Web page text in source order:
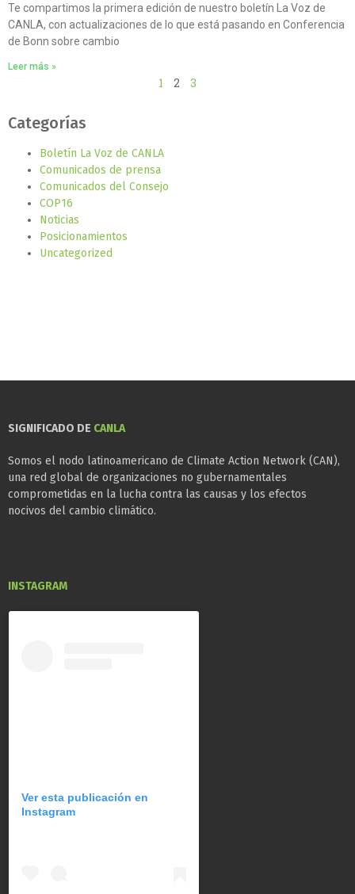
Te compartimos la primera edición de nuestro boletín La Voz de
CANLA, con actualizaciones de lo que está pasando en Conferencia
de Bonn sobre cambio
Leer más »
1 2 3
Categorías
Boletín La Voz de CANLA
Comunicados de prensa
Comunicados del Consejo
COP16
Noticias
Posicionamientos
Uncategorized
SIGNIFICADO DE CANLA
Somos el nodo latinoamericano de Climate Action Network (CAN),
una red global de organizaciones no gubernamentales
comprometidas en la lucha contra las causas y los efectos
nocivos del cambio climático.
INSTAGRAM
Ver esta publicación en
Instagram